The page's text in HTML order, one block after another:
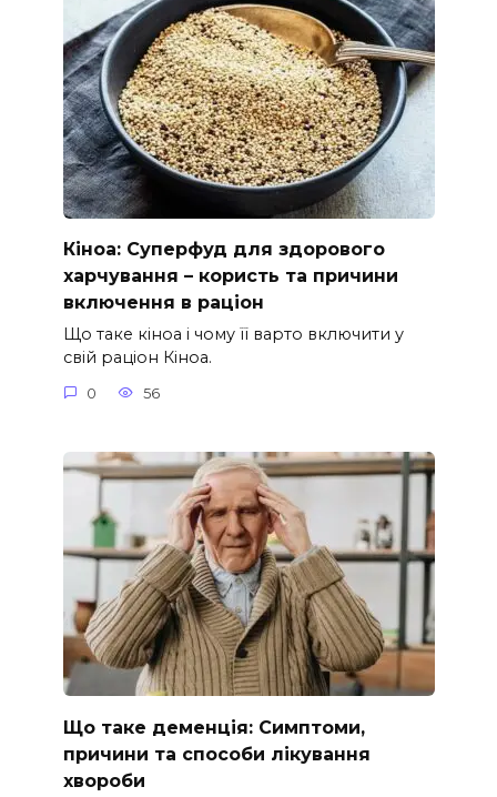
Кіноа: Суперфуд для здорового
харчування – користь та причини
включення в раціон
Що таке кіноа і чому її варто включити у
свій раціон Кіноа.
0 56
Що таке деменція: Симптоми,
причини та способи лікування
хвороби